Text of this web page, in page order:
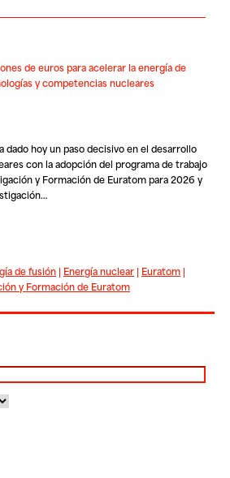
de euros para acelerar la energía de
y competencias nucleares
dado hoy un paso decisivo en el desarrollo
con la adopción del programa de trabajo
y Formación de Euratom para 2026 y
de fusión| Energía nuclear| Euratom|
y Formación de Euratom